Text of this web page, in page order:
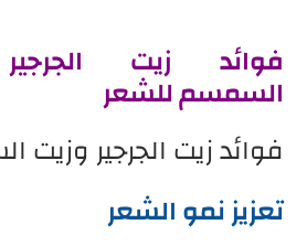
فوائد زيت
السمسم للشعر
فوائد زيت الجرجير وزيت
تعزيز نمو الشعر